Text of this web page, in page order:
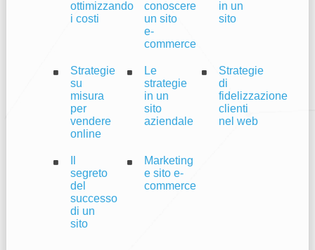
ottimizzando
i costi
conoscere
un sito
e-
commerce
in un
sito
Strategie
su
misura
per
vendere
online
Le
strategie
in un
sito
aziendale
Strategie
di
fidelizzazione
clienti
nel web
segreto
del
successo
di un
sito
Marketing
e sito e-
commerce